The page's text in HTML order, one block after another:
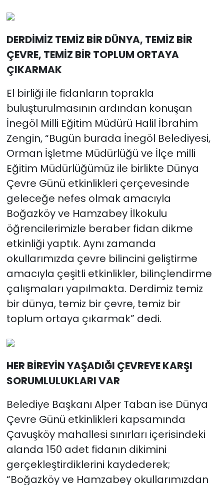
DERDİMİZ TEMİZ BİR DÜNYA, TEMİZ BİR
ÇEVRE, TEMİZ BİR TOPLUM ORTAYA
ÇIKARMAK
El birliği ile fidanların toprakla
buluşturulmasının ardından konuşan
İnegöl Milli Eğitim Müdürü Halil İbrahim
Zengin, “Bugün burada İnegöl Belediyesi,
Orman İşletme Müdürlüğü ve İlçe milli
Eğitim Müdürlüğümüz ile birlikte Dünya
Çevre Günü etkinlikleri çerçevesinde
geleceğe nefes olmak amacıyla
Boğazköy ve Hamzabey İlkokulu
öğrencilerimizle beraber fidan dikme
etkinliği yaptık. Aynı zamanda
okullarımızda çevre bilincini geliştirme
amacıyla çeşitli etkinlikler, bilinçlendirme
çalışmaları yapılmakta. Derdimiz temiz
bir dünya, temiz bir çevre, temiz bir
toplum ortaya çıkarmak” dedi.
HER BİREYİN YAŞADIĞI ÇEVREYE KARŞI
SORUMLULUKLARI VAR
Belediye Başkanı Alper Taban ise Dünya
Çevre Günü etkinlikleri kapsamında
Çavuşköy mahallesi sınırları içerisindeki
alanda 150 adet fidanın dikimini
gerçekleştirdiklerini kaydederek;
“Boğazköy ve Hamzabey okullarımızdan